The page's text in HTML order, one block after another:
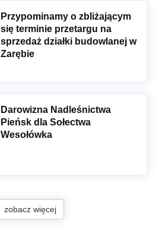
Przypominamy o zbliżającym
się terminie przetargu na
sprzedaż działki budowlanej w
Zarębie
Darowizna Nadleśnictwa
Pieńsk dla Sołectwa
Wesołówka
zobacz więcej